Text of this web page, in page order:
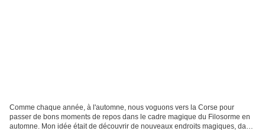
Comme chaque année, à l'automne, nous voguons vers la Corse pour
passer de bons moments de repos dans le cadre magique du Filosorme en
automne. Mon idée était de découvrir de nouveaux endroits magiques, dans